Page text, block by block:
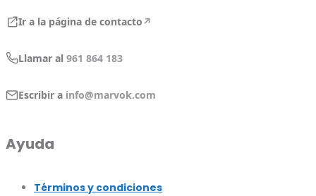
Ir a la página de contacto ↗
Llamar al 961 864 183
Escribir a info@marvok.com
Ayuda
Términos y condiciones